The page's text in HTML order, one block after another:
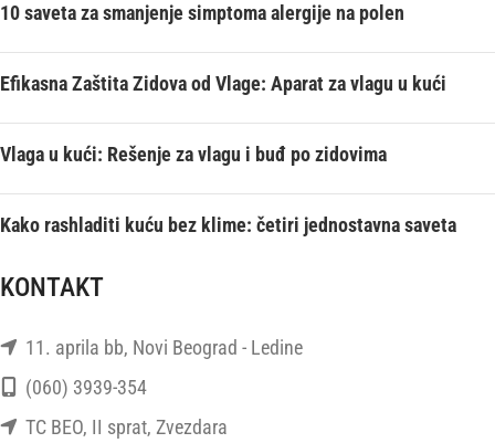
10 saveta za smanjenje simptoma alergije na polen
Efikasna Zaštita Zidova od Vlage: Aparat za vlagu u kući
Vlaga u kući: Rešenje za vlagu i buđ po zidovima
Kako rashladiti kuću bez klime: četiri jednostavna saveta
KONTAKT
11. aprila bb, Novi Beograd - Ledine
(060) 3939-354
TC BEO, II sprat, Zvezdara